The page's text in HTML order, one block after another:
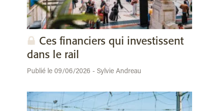
Ces financiers qui investissent
dans le rail
Publié le 09/06/2026 - Sylvie Andreau